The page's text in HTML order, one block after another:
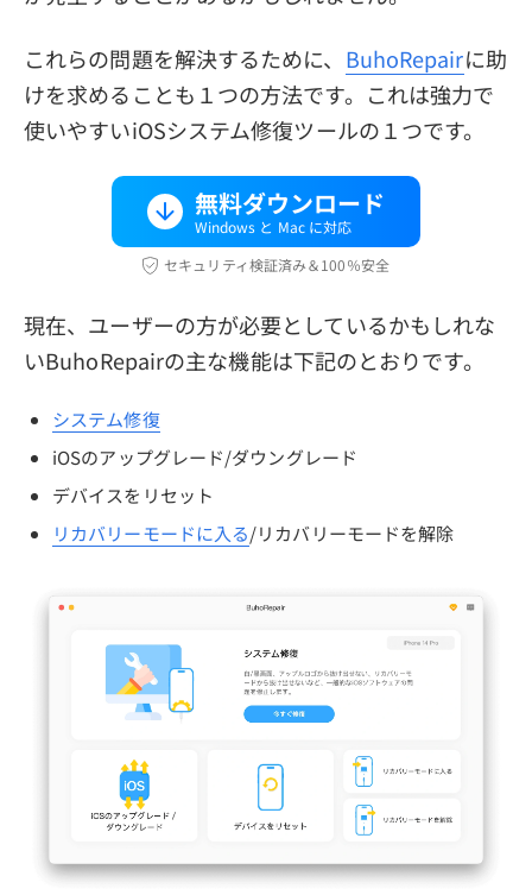
これらの問題を解決するために、 BuhoRepairに助
けを求めることも１つの方法です。これは強力で
使いやすいiOSシステム修復ツールの１つです。
無料ダウンロード
Windows と Mac に対応
セキュリティ検証済み＆100％安全
現在、ユーザーの方が必要としているかもしれな
いBuhoRepairの主な機能は下記のとおりです。
システム修復
iOSのアップグレード/ダウングレード
デバイスをリセット
リカバリーモードに入る/リカバリーモードを解除